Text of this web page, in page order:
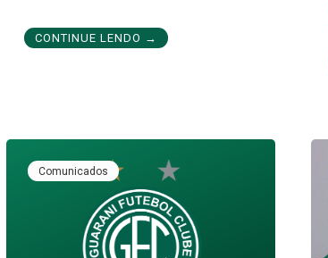
CONTINUE LENDO →
Comunicados